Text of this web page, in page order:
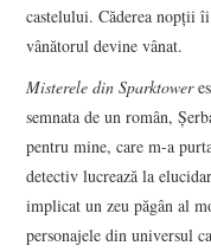
castelului. Căderea nopții
vânătorul devine vânat.
Misterele din Sparktower
semnata de un român,
pentru mine, care m-a
detectiv lucrează la
implicat un zeu păgân al
personajele din universul